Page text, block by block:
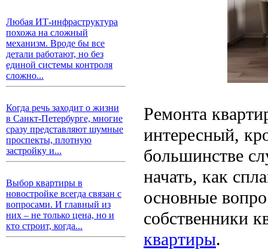
Любая ИТ-инфраструктура
похожа на сложный
механизм. Вроде бы все
детали работают, но без
единой системы контроля
сложно...
Когда речь заходит о жизни
в Санкт-Петербурге, многие
сразу представляют шумные
проспекты, плотную
застройку и...
Выбор квартиры в
новостройке всегда связан с
вопросами. И главный из
них – не только цена, но и
кто строит, когда...
Ремонта
интересный,
большинстве
начать, как
основные
собственники
квартиры.